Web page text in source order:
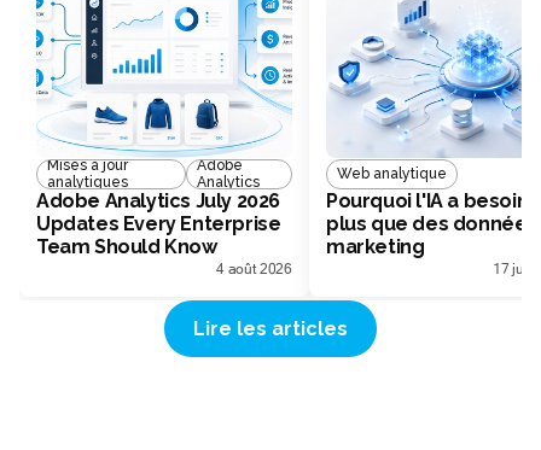
Mises à jour
analytiques
Adobe
Analytics
Adobe Analytics July 2026
Updates Every Enterprise
Team Should Know
4 août 2026
Web analytique
Pourquoi l'IA a besoin
plus que des données
marketing
17
Lire les articles